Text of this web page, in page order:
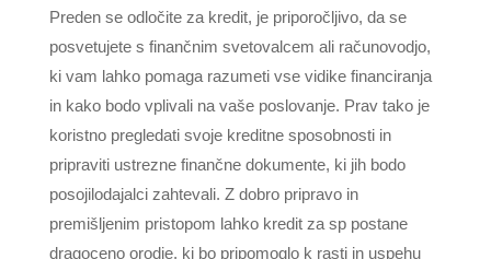
Preden se odločite za kredit, je priporočljivo, da se
posvetujete s finančnim svetovalcem ali računovodjo,
ki vam lahko pomaga razumeti vse vidike financiranja
in kako bodo vplivali na vaše poslovanje. Prav tako je
koristno pregledati svoje kreditne sposobnosti in
pripraviti ustrezne finančne dokumente, ki jih bodo
posojilodajalci zahtevali. Z dobro pripravo in
premišljenim pristopom lahko kredit za sp postane
dragoceno orodje, ki bo pripomoglo k rasti in uspehu